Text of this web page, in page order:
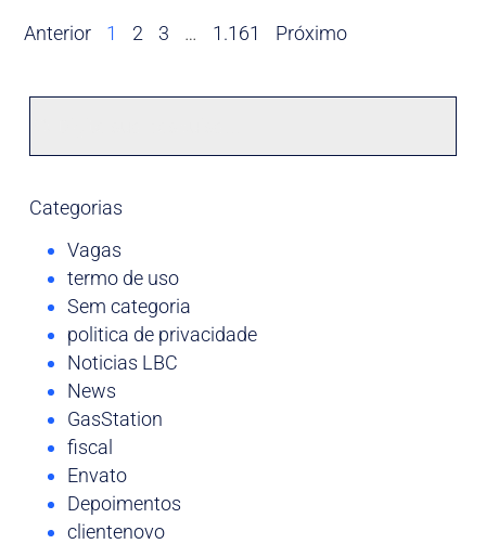
Anterior 1 2 3 … 1.161 Próximo
Categorias
Vagas
termo de uso
Sem categoria
politica de privacidade
Noticias LBC
News
GasStation
fiscal
Envato
Depoimentos
clientenovo